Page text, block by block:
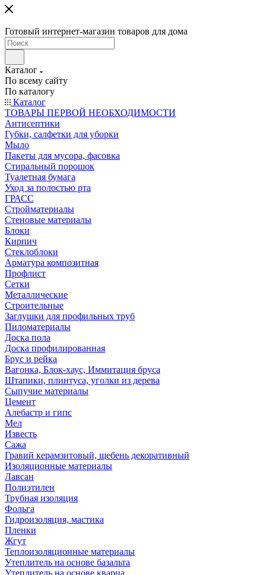
Готовый интернет-магазин товаров для дома
Каталог
По всему сайту
По каталогу
Каталог
ТОВАРЫ ПЕРВОЙ НЕОБХОДИМОСТИ
Антисептики
Губки, салфетки для уборки
Мыло
Пакеты для мусора, фасовка
Стиральный порошок
Туалетная бумага
Уход за полостью рта
ГРАСС
Стройматериалы
Стеновые материалы
Блоки
Кирпич
Стеклоблоки
Арматура композитная
Профлист
Сетки
Металлические
Строительные
Заглушки для профильных труб
Пиломатериалы
Доска пола
Доска профилированная
Брус и рейка
Вагонка, Блок-хаус, Иммитация бруса
Штапики, плинтуса, уголки из дерева
Сыпучие материалы
Цемент
Алебастр и гипс
Мел
Известь
Сажа
Гравий керамзитовый, щебень декоративный
Изоляционные материалы
Лавсан
Полиэтилен
Трубная изоляция
Фольга
Гидроизоляция, мастика
Пленки
Жгут
Теплоизоляционные материалы
Утеплитель на основе базальта
Утеплитель на основе кварца